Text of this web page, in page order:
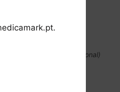
para a rede fixa nacional)